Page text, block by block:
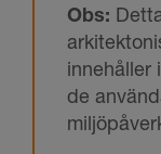
Obs:
innehåller
de